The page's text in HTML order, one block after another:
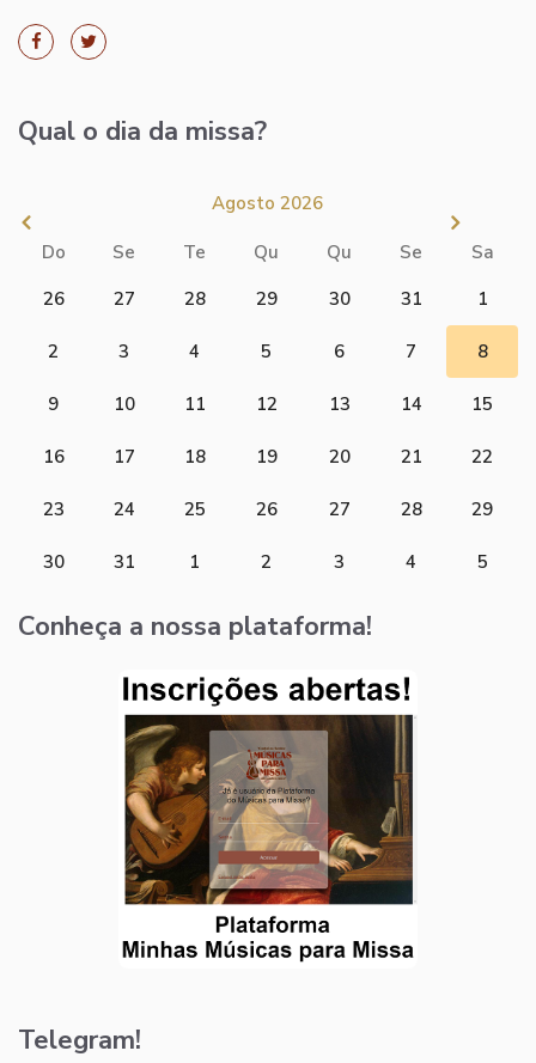
Qual o dia da missa?
Agosto 2026
Do Se Te Qu Qu Se
Sa
26
27 28 29 30 31 1
2 3 4 5 6 7 8
9 10 11 12 13 14 15
16 17 18 19 20 21 22
23 24 25 26 27 28 29
30 31 1 2 3 4 5
Conheça a nossa plataforma!
Telegram!